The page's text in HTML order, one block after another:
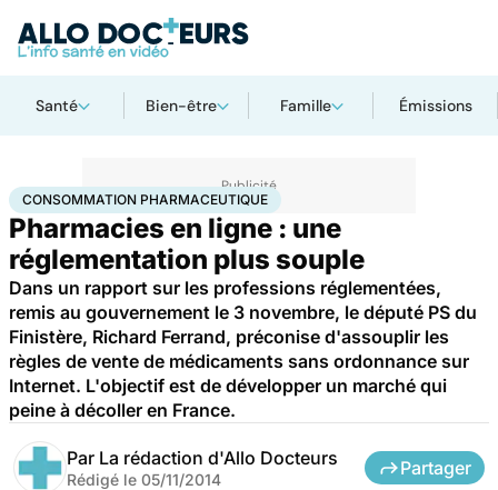
Santé Bien-être Famille Émissions
AccueilSantéConsommation pharmaceutique
CONSOMMATION PHARMACEUTIQUE
Pharmacies en ligne : une
réglementation plus souple
Dans un rapport sur les professions réglementées,
remis au gouvernement le 3 novembre, le député PS du
Finistère, Richard Ferrand, préconise d'assouplir les
règles de vente de médicaments sans ordonnance sur
Internet. L'objectif est de développer un marché qui
peine à décoller en France.
Par La rédaction d'Allo Docteurs
Rédigé le 05/11/2014
Partager